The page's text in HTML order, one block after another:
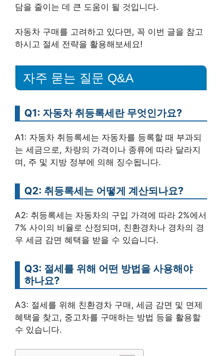
담을 줄이는 데 큰 도움이 될 것입니다.
자동차 구매를 고려하고 있다면, 꼭 이번 글을 참고
하시고 절세 전략을 활용해보세요!
자주 묻는 질문 Q&A
Q1: 자동차 취등록세란 무엇인가요?
A1: 자동차 취등록세는 자동차를 등록할 때 부과되
는 세금으로, 차량의 가격이나 종류에 따라 달라지
며, 주 및 지방 정부에 의해 징수됩니다.
Q2: 취등록세는 어떻게 계산되나요?
A2: 취등록세는 자동차의 구입 가격에 따라 2%에서
7% 사이의 비율로 산정되며, 친환경차나 경차의 경
우 세금 감면 혜택을 받을 수 있습니다.
Q3: 절세를 위해 어떤 방법을 사용해야
하나요?
A3: 절세를 위해 친환경차 구매, 세금 감면 및 면제
혜택을 찾고, 중고차를 구매하는 방법 등을 활용할
수 있습니다.